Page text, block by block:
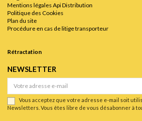
Mentions légales Api Distribution
Politique des Cookies
Plan du site
Procédure en cas de litige transporteur
Rétractation
NEWSLETTER
Vous acceptez que votre adresse e-mail soit
Newsletters. Vous êtes libre de vous désabonner à